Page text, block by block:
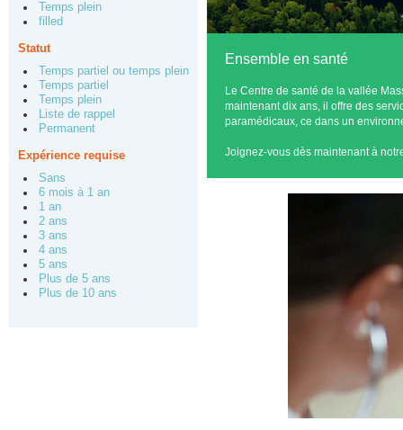
Temps plein
filled
Statut
Temps partiel ou temps plein
Temps partiel
Temps plein
Liste de rappel
Permanent
Expérience requise
Sans
6 mois à 1 an
1 an
2 ans
3 ans
4 ans
5 ans
Plus de 5 ans
Plus de 10 ans
Ensemble en santé
Le Centre de santé de la vallée
maintenant dix ans, il offre des
paramédicaux, ce dans un
Joignez-vous dès maintenant à